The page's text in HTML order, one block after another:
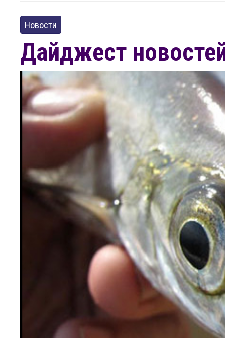
Новости
Дайджест